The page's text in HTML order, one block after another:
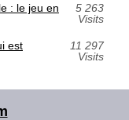
: le jeu en
5 263
Visits
est
11 297
Visits